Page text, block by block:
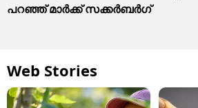
പറഞ്ഞ് മാർക്ക് സക്കർബർഗ്
Web Stories